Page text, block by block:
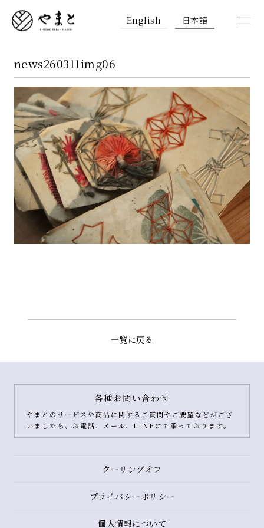
English 日本語
news260311img06
一覧に戻る
各種お問い合わせ
やまとのサービスや商品に関するご質問やご要望などがござ
いましたら、お電話、メール、LINEにて承っております。
クーリングオフ
プライバシーポリシー
個人情報について